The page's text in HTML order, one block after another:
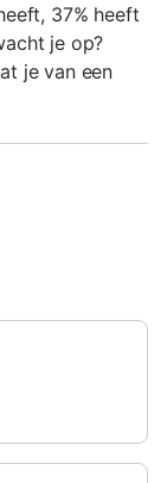
37% heeft
je op?
je van een